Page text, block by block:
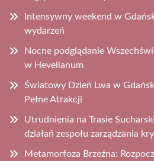
Intensywny weekend w
wydarzeń
Nocne podglądanie
w Hevelianum
Światowy Dzień Lwa w
Pełne Atrakcji
Utrudnienia na Trasie
działań zespołu zarządzania
Metamorfoza Brzeźna: